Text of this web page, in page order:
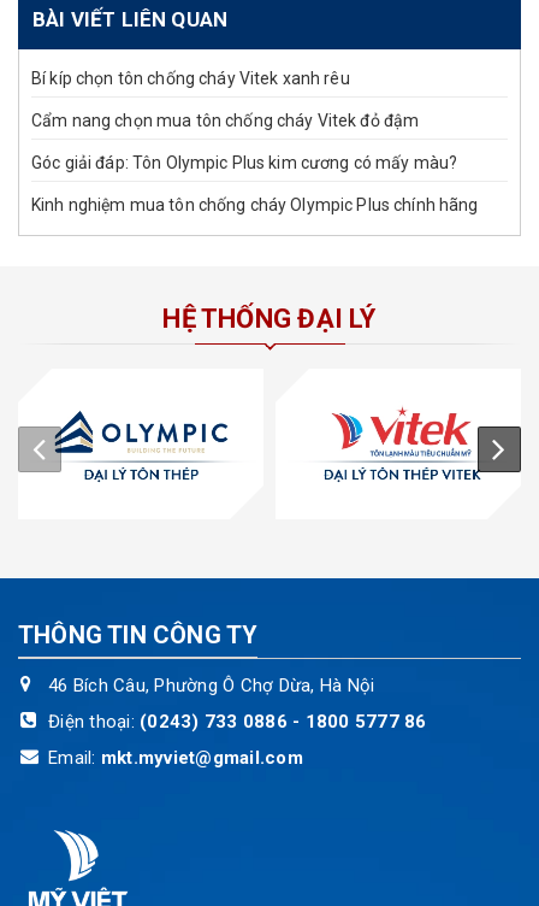
BÀI VIẾT LIÊN QUAN
Bí kíp chọn tôn chống cháy Vitek xanh rêu
Cẩm nang chọn mua tôn chống cháy Vitek đỏ đậm
Góc giải đáp: Tôn Olympic Plus kim cương có mấy màu?
Kinh nghiệm mua tôn chống cháy Olympic Plus chính hãng
HỆ THỐNG ĐẠI LÝ
THÔNG TIN CÔNG TY
46 Bích Câu, Phường Ô Chợ Dừa, Hà Nội
Điện thoại: (0243) 733 0886 - 1800 5777 86
Email: mkt.myviet@gmail.com